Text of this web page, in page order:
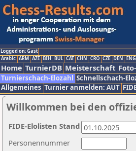
Logged on: Gast
Arabic ARM AZE BIH BUL CAT CHN CRO CZE DEN ENG
Home TurnierDB Meisterschaft
Turnierschach-Elozahl Schnellschach-
Allgemeines Turnier anmelden: AUT
Willkommen bei den
Personennummer
FIDE-Elolisten Stand